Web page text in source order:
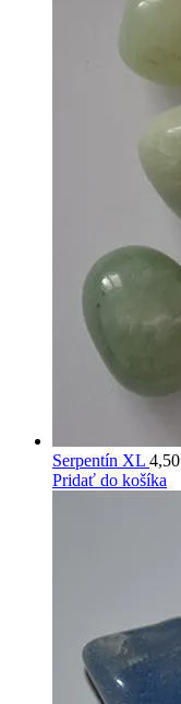
Serpentín XL 4,50
Pridať do košíka